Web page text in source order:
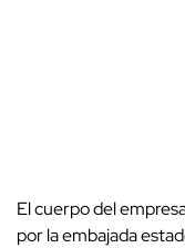
El cuerpo del
por la embajada